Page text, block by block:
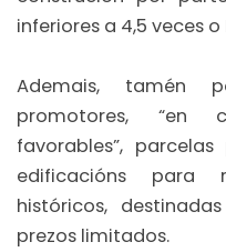
inferiores a 4,5 veces o
Ademais, tamén
promotores, “en
favorables”,
edificacións para
históricos,
prezos limitados.